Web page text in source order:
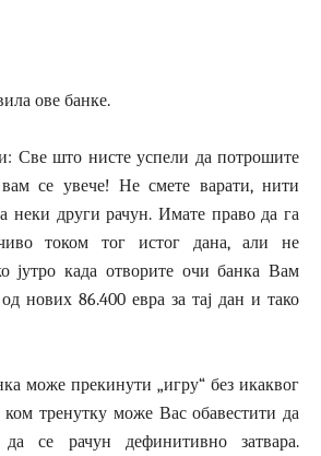
ове банке.
Све што нисте успели да потрошите
се увече! Не смете варати, нити
неки други рачун. Имате право да га
током тог истог дана, али не
јутро када отворите очи банка Вам
нових 86.400 евра за тај дан и тако
може прекинути „игру“ без икаквог
тренутку може Вас обавестити да
се рачун дефинитивно затвара.